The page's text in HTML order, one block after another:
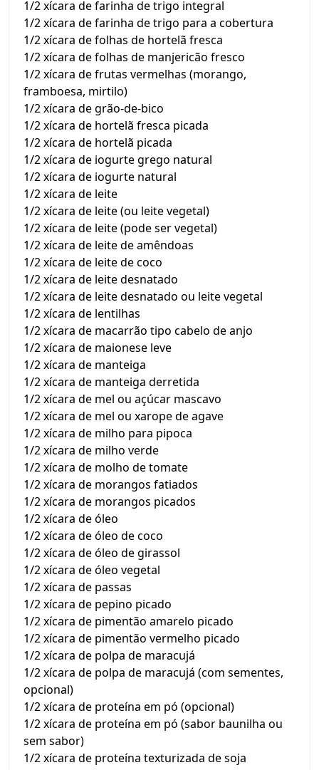
1/2 xícara de farinha de trigo integral
1/2 xícara de farinha de trigo para a cobertura
1/2 xícara de folhas de hortelã fresca
1/2 xícara de folhas de manjericão fresco
1/2 xícara de frutas vermelhas (morango,
framboesa, mirtilo)
1/2 xícara de grão-de-bico
1/2 xícara de hortelã fresca picada
1/2 xícara de hortelã picada
1/2 xícara de iogurte grego natural
1/2 xícara de iogurte natural
1/2 xícara de leite
1/2 xícara de leite (ou leite vegetal)
1/2 xícara de leite (pode ser vegetal)
1/2 xícara de leite de amêndoas
1/2 xícara de leite de coco
1/2 xícara de leite desnatado
1/2 xícara de leite desnatado ou leite vegetal
1/2 xícara de lentilhas
1/2 xícara de macarrão tipo cabelo de anjo
1/2 xícara de maionese leve
1/2 xícara de manteiga
1/2 xícara de manteiga derretida
1/2 xícara de mel ou açúcar mascavo
1/2 xícara de mel ou xarope de agave
1/2 xícara de milho para pipoca
1/2 xícara de milho verde
1/2 xícara de molho de tomate
1/2 xícara de morangos fatiados
1/2 xícara de morangos picados
1/2 xícara de óleo
1/2 xícara de óleo de coco
1/2 xícara de óleo de girassol
1/2 xícara de óleo vegetal
1/2 xícara de passas
1/2 xícara de pepino picado
1/2 xícara de pimentão amarelo picado
1/2 xícara de pimentão vermelho picado
1/2 xícara de polpa de maracujá
1/2 xícara de polpa de maracujá (com sementes,
opcional)
1/2 xícara de proteína em pó (opcional)
1/2 xícara de proteína em pó (sabor baunilha ou
sem sabor)
1/2 xícara de proteína texturizada de soja